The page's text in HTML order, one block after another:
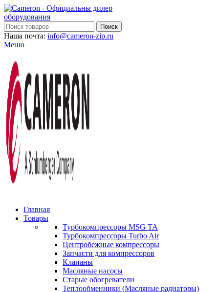
Поиск
Наша почта: info@cameron-zip.ru
Меню
Главная
Товары
Турбокомпрессоры MSG TA
Турбокомпрессоры Turbo Air
Центробежные компрессоры
Запчасти для компрессоров
Клапаны
Масляные насосы
Старые обогреватели
Теплообменники (Масляные радиаторы)